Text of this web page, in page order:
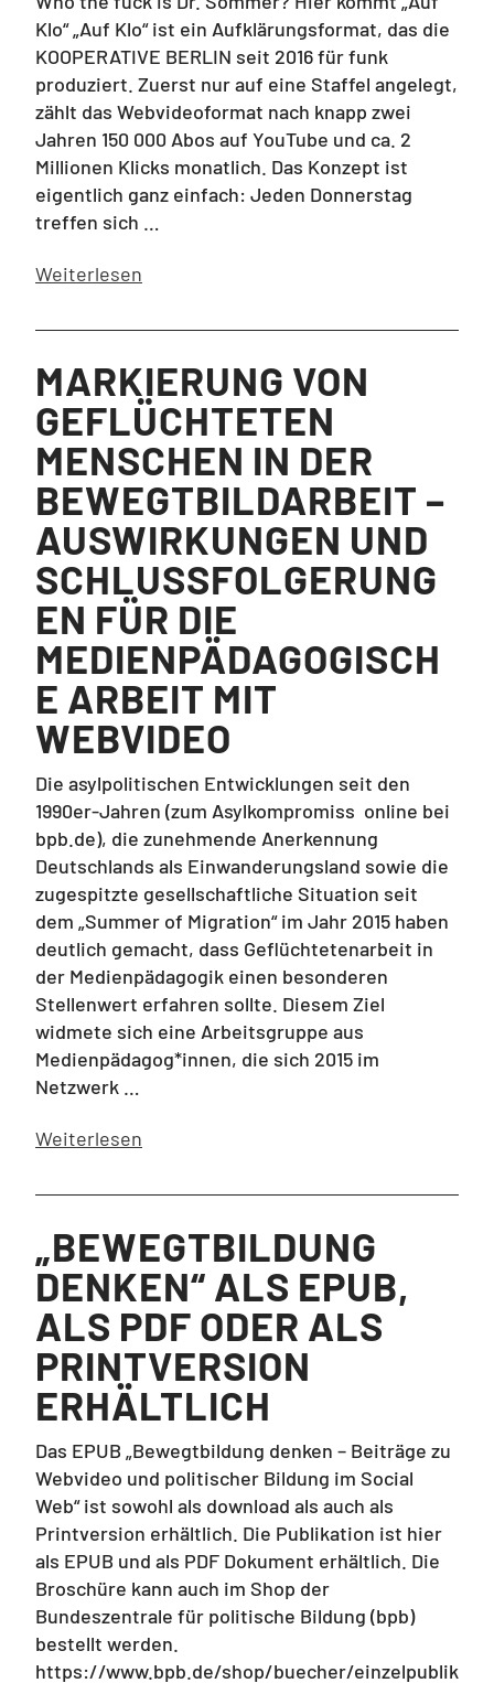
Klo“ „Auf Klo“ ist ein Aufklärungsformat, das die
KOOPERATIVE BERLIN seit 2016 für funk
produziert. Zuerst nur auf eine Staffel angelegt,
zählt das Webvideoformat nach knapp zwei
Jahren 150 000 Abos auf YouTube und ca. 2
Millionen Klicks monatlich. Das Konzept ist
eigentlich ganz einfach: Jeden Donnerstag
treffen sich …
Weiterlesen
MARKIERUNG VON
GEFLÜCHTETEN
MENSCHEN IN DER
BEWEGTBILDARBEIT –
AUSWIRKUNGEN UND
SCHLUSSFOLGERUNG
EN FÜR DIE
MEDIENPÄDAGOGISCH
E ARBEIT MIT
WEBVIDEO
Die asylpolitischen Entwicklungen seit den
1990er-Jahren (zum Asylkompromiss online bei
bpb.de), die zunehmende Anerkennung
Deutschlands als Einwanderungsland sowie die
zugespitzte gesellschaftliche Situation seit
dem „Summer of Migration“ im Jahr 2015 haben
deutlich gemacht, dass Geflüchtetenarbeit in
der Medienpädagogik einen besonderen
Stellenwert erfahren sollte. Diesem Ziel
widmete sich eine Arbeitsgruppe aus
Medienpädagog*innen, die sich 2015 im
Netzwerk …
Weiterlesen
„BEWEGTBILDUNG
DENKEN“ ALS EPUB,
ALS PDF ODER ALS
PRINTVERSION
ERHÄLTLICH
Das EPUB „Bewegtbildung denken – Beiträge zu
Webvideo und politischer Bildung im Social
Web“ ist sowohl als download als auch als
Printversion erhältlich. Die Publikation ist hier
als EPUB und als PDF Dokument erhältlich. Die
Broschüre kann auch im Shop der
Bundeszentrale für politische Bildung (bpb)
bestellt werden.
https://www.bpb.de/shop/buecher/einzelpublik